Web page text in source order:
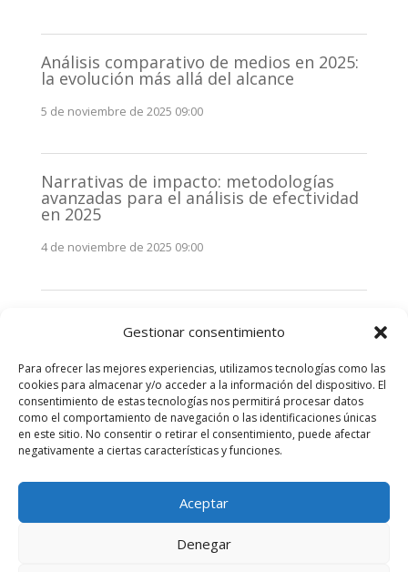
Gestionar consentimiento
Para ofrecer las mejores experiencias, utilizamos tecnologías como las
cookies para almacenar y/o acceder a la información del dispositivo. El
consentimiento de estas tecnologías nos permitirá procesar datos
como el comportamiento de navegación o las identificaciones únicas
en este sitio. No consentir o retirar el consentimiento, puede afectar
negativamente a ciertas características y funciones.
Aceptar
Denegar
Análisis comparativo de medios en 2025:
la evolución más allá del alcance
5 de noviembre de 2025 09:00
Narrativas de impacto: metodologías
avanzadas para el análisis de efectividad
en 2025
4 de noviembre de 2025 09:00
stakeholders en 2025: La clave de la
3 de noviembre de 2025 09:00
Comentarios recientes